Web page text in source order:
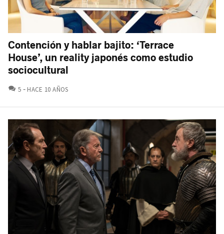
Contención y hablar bajito: ‘Terrace
House’, un reality japonés como estudio
sociocultural
5 COMENTARIOS
HACE 10 AÑOS